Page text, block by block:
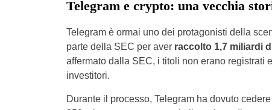
Telegram e crypto: una vecchia
Telegram è ormai uno dei protagonisti della
parte della SEC per aver raccolto 1,7 miliardi
affermato dalla SEC, i titoli non erano registrati
investitori.
Durante il processo, Telegram ha dovuto